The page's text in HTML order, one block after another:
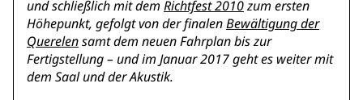
und schließlich mit dem Richtfest 2010zum ersten
Höhepunkt, gefolgt von der finalenBewältigung der
Querelensamt dem neuen Fahrplan bis zur
Fertigstellung – und im Januar 2017 geht es weiter mit
dem Saal und der Akustik.